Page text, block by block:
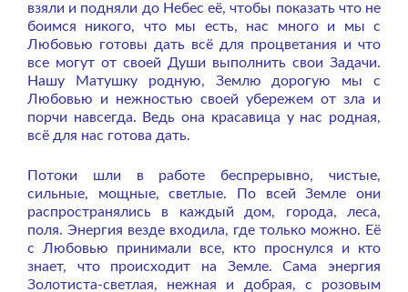
взяли и подняли до Небес её, чтобы показать что не
боимся никого, что мы есть, нас много и мы с
Любовью готовы дать всё для процветания и что
все могут от своей Души выполнить свои Задачи.
Нашу Матушку родную, Землю дорогую мы с
Любовью и нежностью своей убережем от зла и
порчи навсегда. Ведь она красавица у нас родная,
всё для нас готова дать.
Потоки шли в работе беспрерывно, чистые,
сильные, мощные, светлые. По всей Земле они
распространялись в каждый дом, города, леса,
поля. Энергия везде входила, где только можно. Её
с Любовью принимали все, кто проснулся и кто
знает, что происходит на Земле. Сама энергия
Золотиста-светлая, нежная и добрая, с розовым